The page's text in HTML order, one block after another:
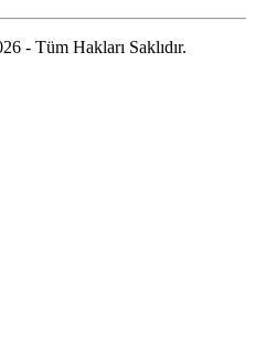
- Tüm Hakları Saklıdır.